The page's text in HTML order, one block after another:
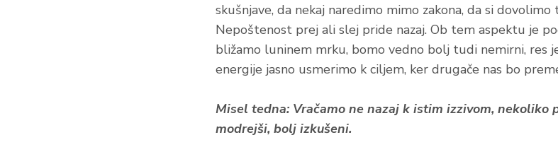
skušnjave, da nekaj naredimo mimo zakona, da si
Nepoštenost prej ali slej pride nazaj. Ob tem aspektu je
bližamo luninem mrku, bomo vedno bolj tudi nemirni, res
energije jasno usmerimo k ciljem, ker drugače nas bo
Misel tedna: Vračamo ne nazaj k istim izzivom, nekoliko
modrejši, bolj izkušeni.